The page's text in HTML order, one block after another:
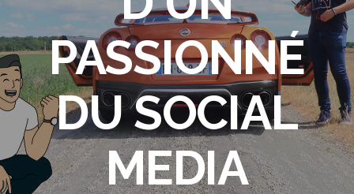
PASSIONNÉ
DU SOCIAL
MEDIA